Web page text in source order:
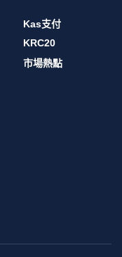
Kas支付
KRC20
市場熱點